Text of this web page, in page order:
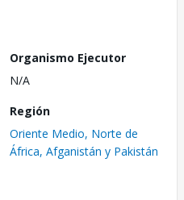
Organismo Ejecutor
N/A
Región
Oriente Medio, Norte de
África, Afganistán y Pakistán